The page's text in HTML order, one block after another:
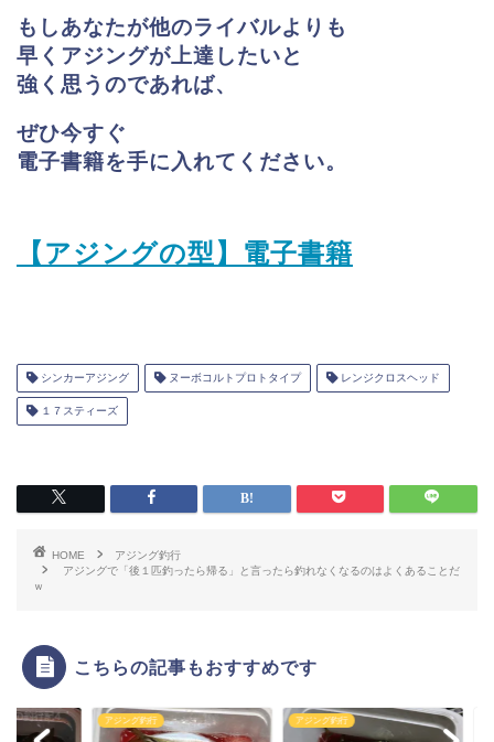
もしあなたが他のライバルよりも
早く アジングが上達したいと
強く思うのであれば、
ぜひ今すぐ
電子書籍を手に入れてください。
【アジングの型】電子書籍
シンカーアジング ヌーボコルトプロトタイプ レンジクロスヘッド
１７スティーズ
HOME
アジング釣行
アジングで「後１匹釣ったら帰る」と言ったら釣れなくなるのはよくあることだ
ｗ
こちらの記事もおすすめです
グ釣行 アジング釣行 アジング釣行